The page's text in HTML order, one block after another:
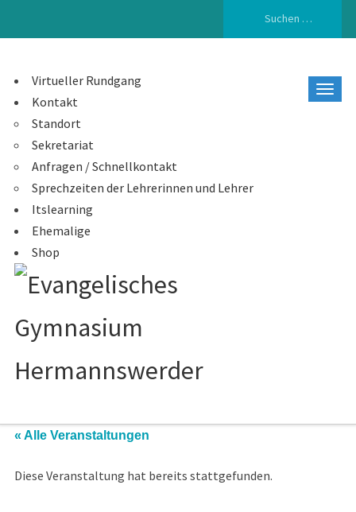
Virtueller Rundgang
Kontakt
Standort
Sekretariat
Anfragen / Schnellkontakt
Sprechzeiten der Lehrerinnen und Lehrer
Itslearning
Ehemalige
Shop
« Alle Veranstaltungen
Diese Veranstaltung hat bereits stattgefunden.